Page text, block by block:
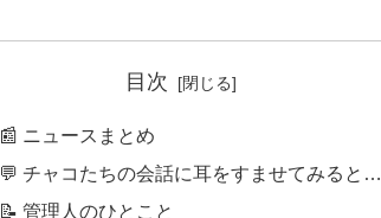
目次
📰 ニュースまとめ
💬 チャコたちの会話に耳をすませてみると…
📝 管理人のひとこと